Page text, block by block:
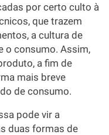
por certo culto à
que trazem
a cultura de
o consumo. Assim,
a fim de
mais breve
de consumo.
pode vir a
duas formas de